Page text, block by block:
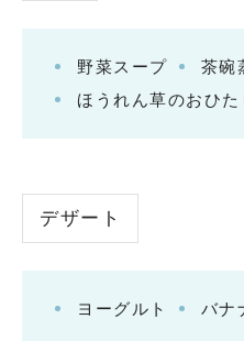
野菜スープ
茶碗
ほうれん草のおひた
デザート
ヨーグルト バナ